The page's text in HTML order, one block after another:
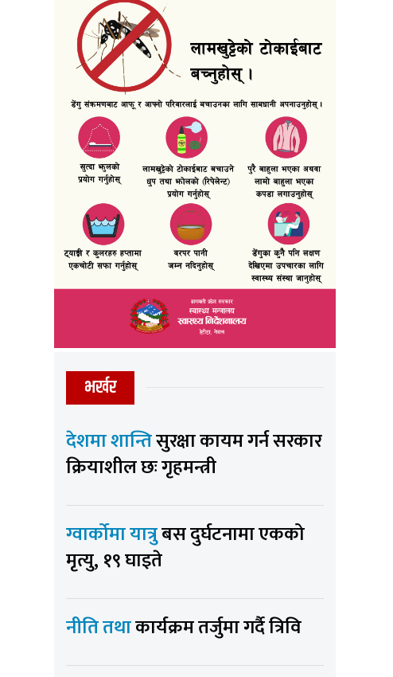
भर्खर
देशमा शान्तिसुरक्षा कायम गर्न सरकार
क्रियाशील छः गृहमन्त्री
ग्वार्कोमा यात्रुबस दुर्घटनामा एकको
मृत्यु, १९ घाइते
नीति तथाकार्यक्रम तर्जुमा गर्दै त्रिवि